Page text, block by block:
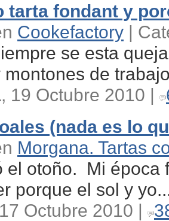
tarta fondant y
Cookefactory |
se esta
montones de
, 19 Octubre 2010 |
(nada es lo
Morgana. Tartas
el otoño. Mi época
porque el sol y
Octubre 2010 |